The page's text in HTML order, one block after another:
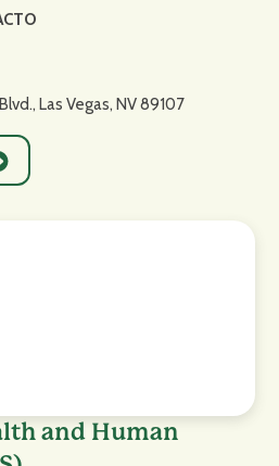
Las Vegas, NV 89107
and Human